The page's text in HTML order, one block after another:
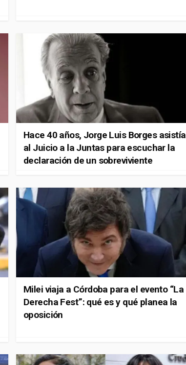
Hace 40 años, Jorge Luis Borges asistía
al Juicio a la Juntas para escuchar la
declaración de un sobreviviente
Milei viaja a Córdoba para el evento “La
Derecha Fest”: qué es y qué planea la
oposición